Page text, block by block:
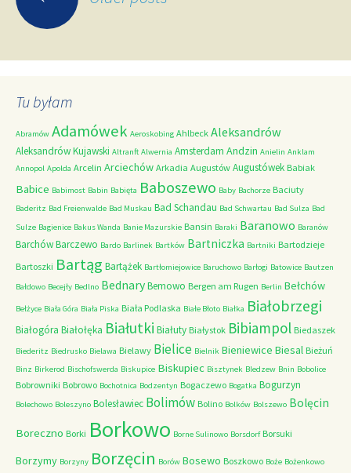
navigation
Tu byłam
Abramów Adamówek Aeroskobing Ahlbeck Aleksandrów
Aleksandrów Kujawski Altranft Alwernia Amsterdam Andzin Anielin Anklam
Annopol Apolda Arcelin Arciechów Arkadia Augustów Augustówek Babiak
Babice Babimost Babin Babięta Baboszewo Baby Bachorze Baciuty
Baderitz Bad Freienwalde Bad Muskau Bad Schandau Bad Schwartau Bad Sulza Bad
Sulze Bagienice Bakus Wanda Banie Mazurskie Bansin Baraki Baranowo Baranów
BarchówBarczewo Bardo Barlinek Bartków Bartniczka Bartniki Bartodzieje
Bartoszki Bartąg Bartążek Bartłomiejowice Baruchowo Barłogi Batowice Bautzen
Bałdowo Becejły Bedlno BednaryBemowo Bergen am Rugen Berlin Bełchów
Bełżyce Biała Góra Biała Piska Biała Podlaska Białe Błoto Białka Białobrzegi
Białogóra Białołęka Białutki Białuty Białystok Bibiampol Biedaszek
Biederitz Biedrusko Bielawa Bielawy Bielice Bielnik Bieniewice Biesal Bieżuń
Binz Birkerod Bischofswerda Biskupice Biskupiec Bisztynek Bledzew Bnin Bobolice
Bobrowniki Bobrowo Bochotnica Bodzentyn Bogaczewo Bogatka Bogurzyn
Bolechowo Boleszyno Bolesławiec Bolimów Bolino Bolków Bolszewo Bolęcin
Boreczno Borki Borkowo Borne Sulinowo Borsdorf Borsuki
Borzymy Borzyny Borzęcin Borów Bosewo Boszkowo Boże Bożenkowo